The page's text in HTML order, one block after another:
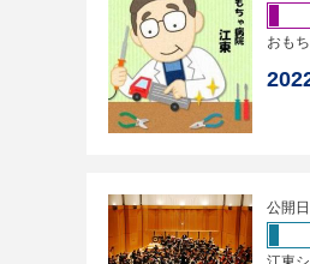
おも
公開